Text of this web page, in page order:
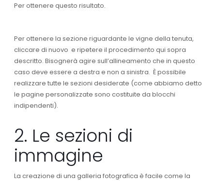
Per ottenere questo risultato.
Per ottenere la sezione riguardante le vigne della tenuta,
cliccare di nuovo e ripetere il procedimento qui sopra
descritto. Bisognerà agire sull’allineamento che in questo
caso deve essere a destra e non a sinistra. È possibile
realizzare tutte le sezioni desiderate (come abbiamo detto
le pagine personalizzate sono costituite da blocchi
indipendenti).
2. Le sezioni di
immagine
La creazione di una galleria fotografica è facile come la